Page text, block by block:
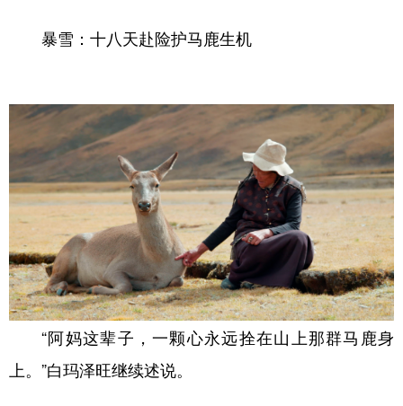
暴雪：十八天赴险护马鹿生机
“阿妈这辈子，一颗心永远拴在山上那群马鹿身
上。”白玛泽旺继续述说。